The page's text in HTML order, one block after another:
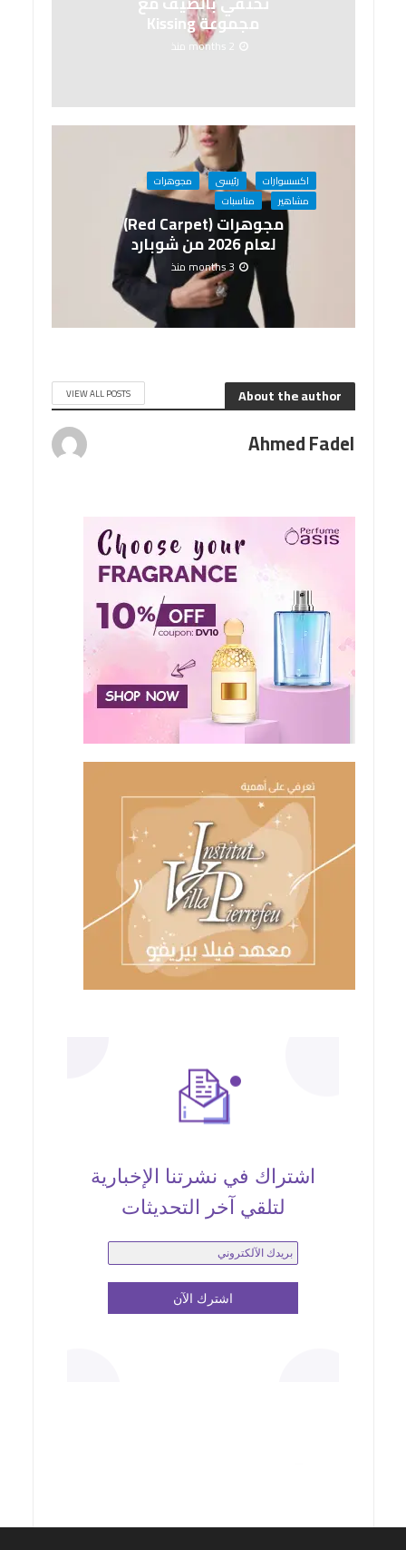
مجموعة Kissing
2 months منذ
اكسسوارات رئيسى
مجوهرات
مشاهير
مناسبات
مجوهرات (Red Carpet)
لعام 2026 من شوبارد
3 months منذ
About the author
VIEW ALL POSTS
Ahmed Fadel
اشتراك في نشرتنا الإخبارية
لتلقي آخر التحديثات